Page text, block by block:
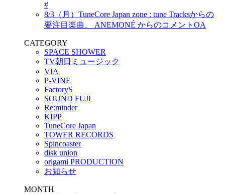
#
8/3（月）TuneCore Japan zone : tune Tracksからの
要注目楽曲、 ANEMONÉ からのコメントOA
CATEGORY
SPACE SHOWER
TV朝日ミュージック
VIA
P-VINE
FactoryS
SOUND FUJI
Re:minder
KIPP
TuneCore Japan
TOWER RECORDS
Spincoaster
disk union
origami PRODUCTION
お知らせ
MONTH